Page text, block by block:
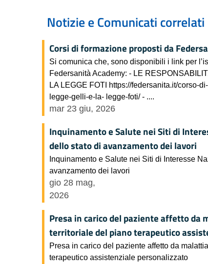
Notizie e Comunicati correlati
Corsi di formazione proposti da
Si comunica che, sono disponibili i link per
Federsanità Academy: - LE
LA LEGGE FOTI https://federsanita.it/corso-
legge-gelli-e-la- legge-foti/ - ....
mar 23 giu, 2026
Inquinamento e Salute nei Siti di
dello stato di avanzamento dei lavori
Inquinamento e Salute nei Siti di Interesse
avanzamento dei lavori
gio 28 mag,
2026
Presa in carico del paziente affetto
territoriale del piano terapeutico
Presa in carico del paziente affetto da
terapeutico assistenziale personalizzato